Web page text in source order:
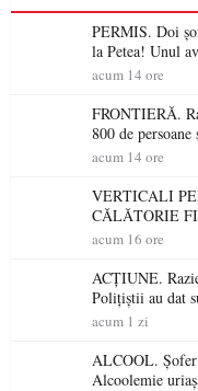
PERMIS. Doi
la Petea! Unul
niciodată permis
acum 14 ore
FRONTIERĂ.
800 de
acum 14 ore
VERTICALI
CĂLĂTORIE
acum 16 ore
ACȚIUNE.
Polițiștii au dat
permis într-o
acum 1 zi
ALCOOL.
Alcoolemie